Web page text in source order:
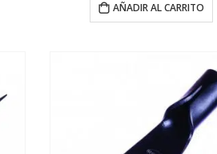
AÑADIR AL CARRITO